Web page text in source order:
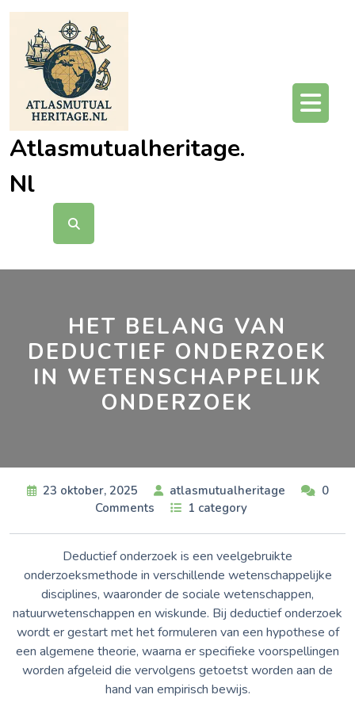
Ga
inhoud
Atlasmutualheritage.
Nl
HET BELANG VAN
DEDUCTIEF ONDERZOEK
IN WETENSCHAPPELIJK
ONDERZOEK
23 oktober, 2025 atlasmutualheritage
0
Comments
1 category
Deductief onderzoek is een veelgebruikte
onderzoeksmethode in verschillende wetenschappelijke
disciplines, waaronder de sociale wetenschappen,
natuurwetenschappen en wiskunde. Bij deductief onderzoek
wordt er gestart met het formuleren van een hypothese of
een algemene theorie, waarna er specifieke voorspellingen
worden afgeleid die vervolgens getoetst worden aan de
hand van empirisch bewijs.